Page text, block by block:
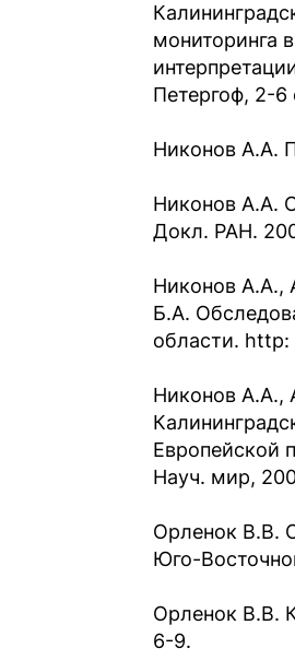
мониторинга
Петергоф, 2-6
Никонов А.А.
Никонов А.А.
Докл. РАН.
Никонов А.А.,
Б.А.
области.
Никонов А.А.,
Европейской
Науч. мир,
Орленок В.В.
Юго-
Орленок В.В.
6-9.